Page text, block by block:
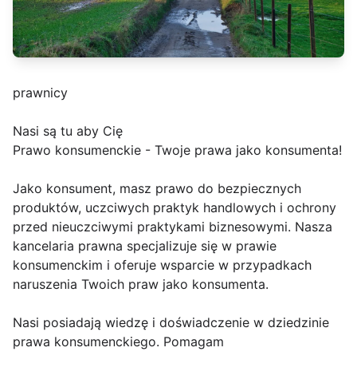
prawnicy
Nasi są tu aby Cię
Prawo konsumenckie - Twoje prawa jako konsumenta!
Jako konsument, masz prawo do bezpiecznych
produktów, uczciwych praktyk handlowych i ochrony
przed nieuczciwymi praktykami biznesowymi. Nasza
kancelaria prawna specjalizuje się w prawie
konsumenckim i oferuje wsparcie w przypadkach
naruszenia Twoich praw jako konsumenta.
Nasi posiadają wiedzę i doświadczenie w dziedzinie
prawa konsumenckiego. Pomagam